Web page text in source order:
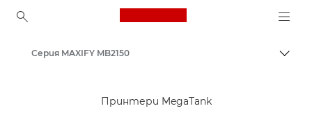
Canon Logo, back to
Принтери на Canon
Серия MAXIFY MB2150
Принтери MegaTank